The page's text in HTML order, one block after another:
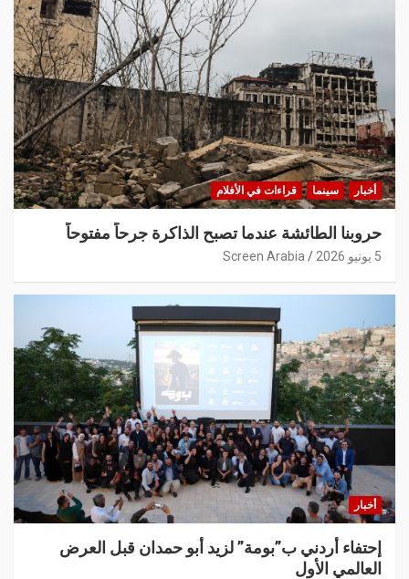
أخبار سينما قراءات في الأفلام
حروبنا الطائشة عندما تصبح الذاكرة جرحاً مفتوحاً
5 يونيو 2026 Screen Arabia
أخبار
إحتفاء أردني ب”بومة” لزيد أبو حمدان قبل العرض
العالمي الأول